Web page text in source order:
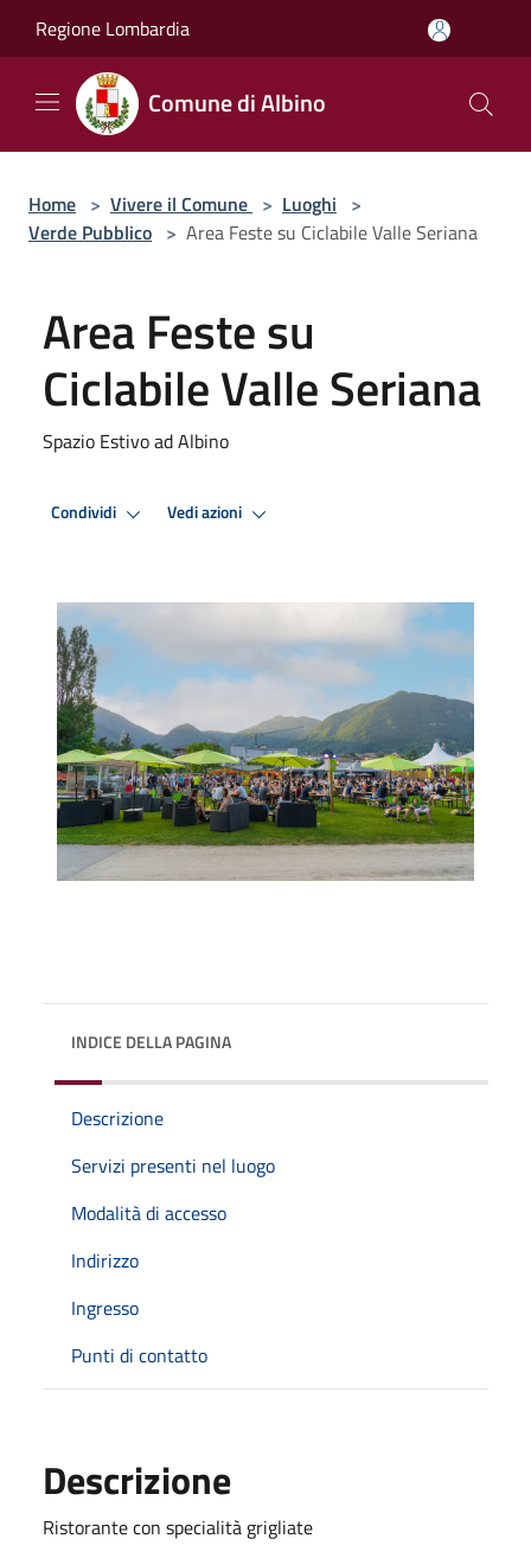
Regione Lombardia
Comune di Albino
Home > Vivere il Comune > Luoghi >
Verde Pubblico > Area Feste su Ciclabile Valle Seriana
Area Feste su
Ciclabile Valle Seriana
Spazio Estivo ad Albino
Condividi Vedi azioni
INDICE DELLA PAGINA
Descrizione
Servizi presenti nel luogo
Modalità di accesso
Indirizzo
Ingresso
Punti di contatto
Descrizione
Ristorante con specialità grigliate